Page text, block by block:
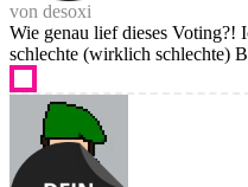
von desoxi
Wie genau lief dieses Voting?!
schlechte (wirklich schlechte)